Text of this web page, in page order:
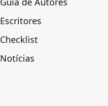
Escritores
Checklist
Notícias